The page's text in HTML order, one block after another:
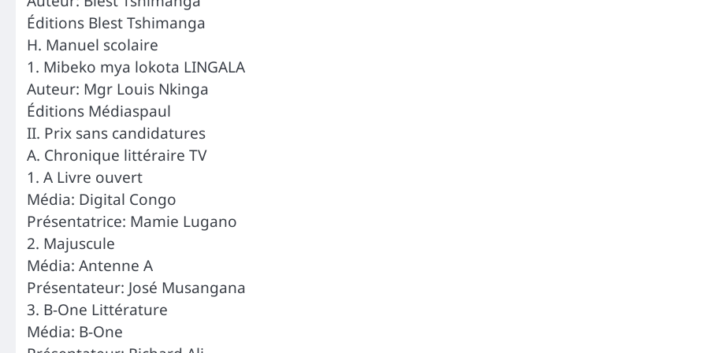
Éditions Blest Tshimanga
H. Manuel scolaire
1. Mibeko mya lokota LINGALA
Auteur: Mgr Louis Nkinga
Éditions Médiaspaul
II. Prix sans candidatures
A. Chronique littéraire TV
1. A Livre ouvert
Média: Digital Congo
Présentatrice: Mamie Lugano
2. Majuscule
Média: Antenne A
Présentateur: José Musangana
3. B-One Littérature
Média: B-One